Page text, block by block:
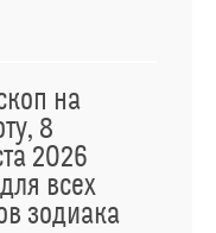
на
8
2026
всех
зодиака